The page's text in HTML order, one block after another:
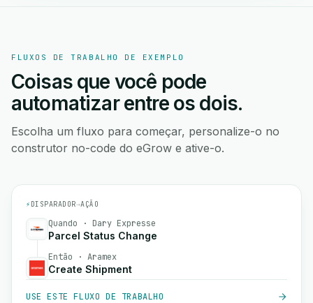
FLUXOS DE TRABALHO DE EXEMPLO
Coisas que você pode
automatizar entre os dois.
Escolha um fluxo para começar, personalize-o no
construtor no-code do eGrow e ative-o.
⚡ DISPARADOR→AÇÃO
Quando · Dary Expresse
Parcel Status Change
Então · Aramex
Create Shipment
USE ESTE FLUXO DE TRABALHO